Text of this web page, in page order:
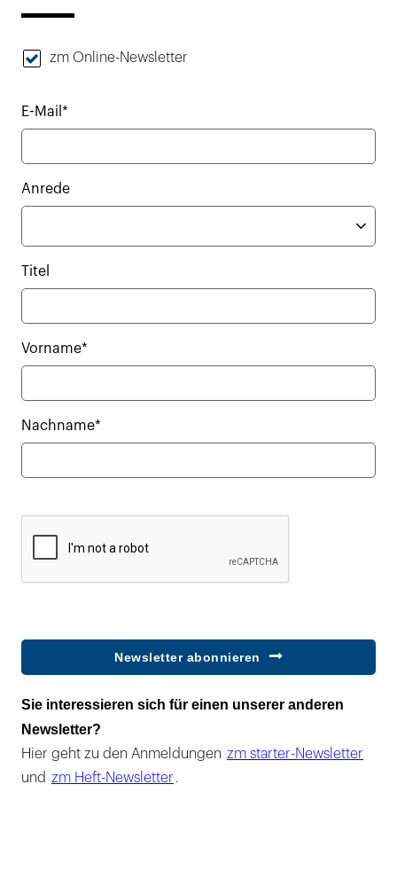
zm Online-Newsletter
E-Mail*
Anrede
Titel
Vorname*
Nachname*
Newsletter abonnieren
Sie interessieren sich für einen unserer anderen
Newsletter?
Hier geht zu den Anmeldungen zm starter-Newsletter
und zm Heft-Newsletter .